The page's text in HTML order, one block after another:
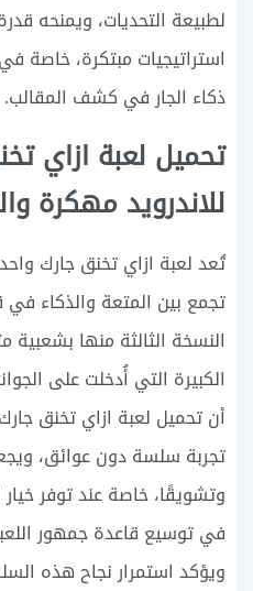
لطبيعة التحديات، ويمنحه
استراتيجيات مبتكرة، خاصة
ذكاء الجار في كشف المقالب.
للاندرويد مهكرة
تُعد لعبة ازاي تخنق جارك
تجمع بين المتعة والذكاء
النسخة الثالثة منها بشعبية
الكبيرة التي أُدخلت على
تجربة سلسة دون عوائق،
وتشويقًا، خاصة عند توفر
في توسيع قاعدة جمهور
ويؤكد استمرار نجاح هذه